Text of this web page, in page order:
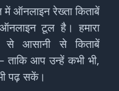
ऑनलाइन रेख्ता किताबें
टूल है। हमारा
से आसानी से किताबें
आप उन्हें कभी भी,
पढ़ सकें।